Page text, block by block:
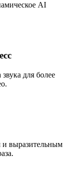
AI
для более
выразительным